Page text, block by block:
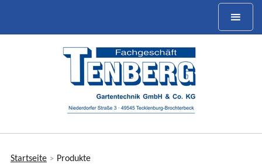
Startseite > Produkte